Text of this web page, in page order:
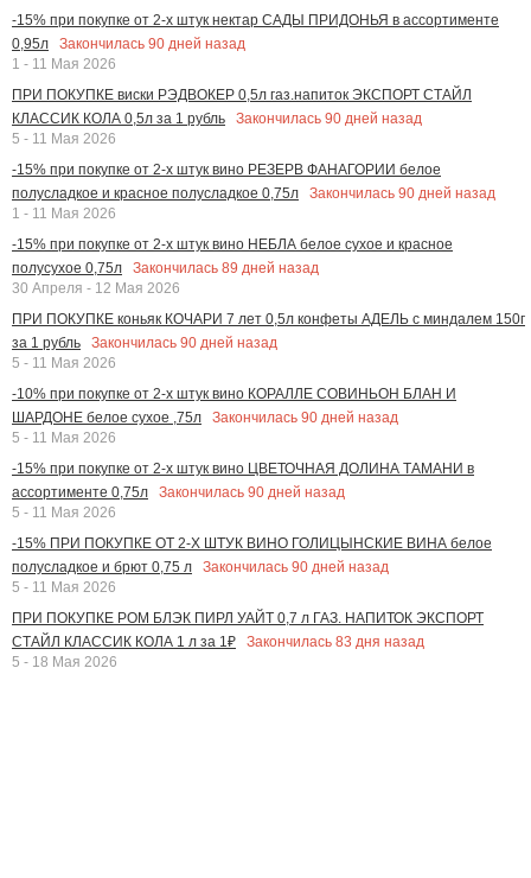
-15% при покупке от 2-х штук нектар САДЫ ПРИДОНЬЯ в ассортименте
0,95л
Закончилась 90 дней назад
1 - 11 Мая 2026
ПРИ ПОКУПКЕ виски РЭДВОКЕР 0,5л газ.напиток ЭКСПОРТ СТАЙЛ
КЛАССИК КОЛА 0,5л за 1 рубль
Закончилась 90 дней назад
5 - 11 Мая 2026
-15% при покупке от 2-х штук вино РЕЗЕРВ ФАНАГОРИИ белое
полусладкое и красное полусладкое 0,75л
Закончилась 90 дней назад
1 - 11 Мая 2026
-15% при покупке от 2-х штук вино НЕБЛА белое сухое и красное
полусухое 0,75л
Закончилась 89 дней назад
30 Апреля - 12 Мая 2026
ПРИ ПОКУПКЕ коньяк КОЧАРИ 7 лет 0,5л конфеты АДЕЛЬ с миндалем 150г
за 1 рубль
Закончилась 90 дней назад
5 - 11 Мая 2026
-10% при покупке от 2-х штук вино КОРАЛЛЕ СОВИНЬОН БЛАН И
ШАРДОНЕ белое сухое ,75л
Закончилась 90 дней назад
5 - 11 Мая 2026
-15% при покупке от 2-х штук вино ЦВЕТОЧНАЯ ДОЛИНА ТАМАНИ в
ассортименте 0,75л
Закончилась 90 дней назад
5 - 11 Мая 2026
-15% ПРИ ПОКУПКЕ ОТ 2-Х ШТУК ВИНО ГОЛИЦЫНСКИЕ ВИНА белое
полусладкое и брют 0,75 л
Закончилась 90 дней назад
5 - 11 Мая 2026
ПРИ ПОКУПКЕ РОМ БЛЭК ПИРЛ УАЙТ 0,7 л ГАЗ. НАПИТОК ЭКСПОРТ
СТАЙЛ КЛАССИК КОЛА 1 л за 1₽
Закончилась 83 дня назад
5 - 18 Мая 2026